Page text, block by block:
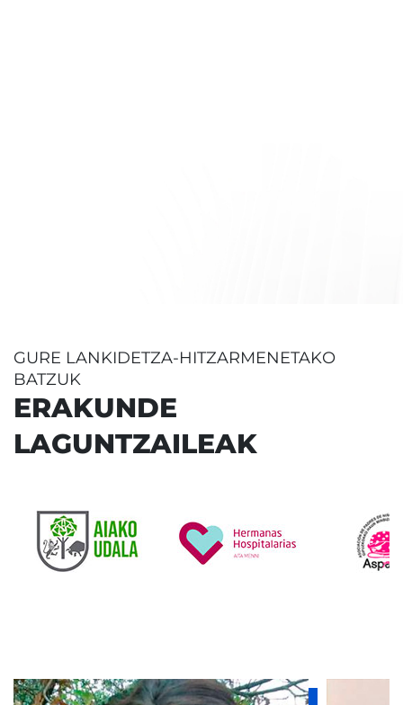
GURE LANKIDETZA-HITZARMENETAKO
BATZUK
ERAKUNDE
LAGUNTZAILEAK